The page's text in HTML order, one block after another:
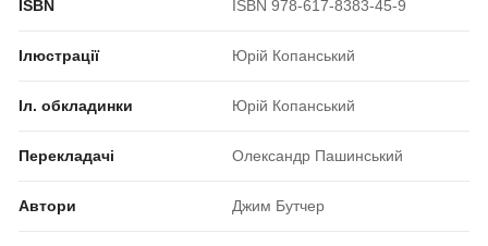
ISBN ISBN 978-617-8383-45-9
Ілюстрації Юрій Копанський
Іл. обкладинки Юрій Копанський
Перекладачі Олександр Пашинський
Автори Джим Бутчер